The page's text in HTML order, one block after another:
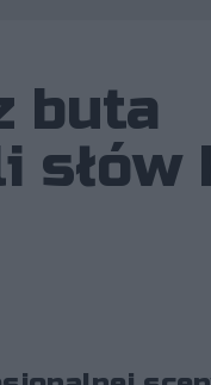
buta
słów